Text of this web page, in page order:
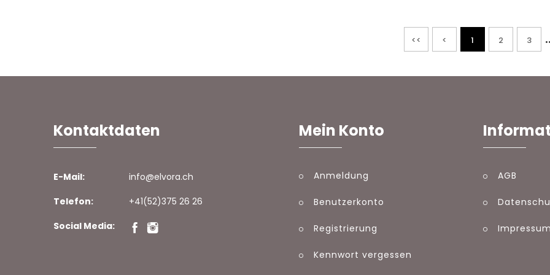
<< < 1 2 3
Kontaktdaten
E-Mail:
info@elvora.ch
Telefon:
+41(52)375 26 26
Social Media:
Mein Konto
Anmeldung
Benutzerkonto
Registrierung
Kennwort vergessen
AGB
Impressum